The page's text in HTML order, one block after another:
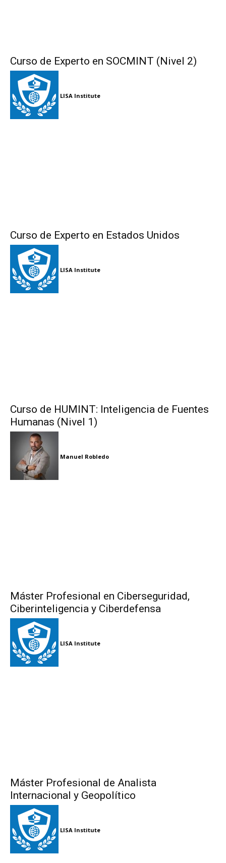
Curso de Experto en SOCMINT (Nivel 2)
LISA Institute
Curso de Experto en Estados Unidos
LISA Institute
Curso de HUMINT: Inteligencia de Fuentes
Humanas (Nivel 1)
Manuel Robledo
Máster Profesional en Ciberseguridad,
Ciberinteligencia y Ciberdefensa
LISA Institute
Máster Profesional de Analista
Internacional y Geopolítico
LISA Institute